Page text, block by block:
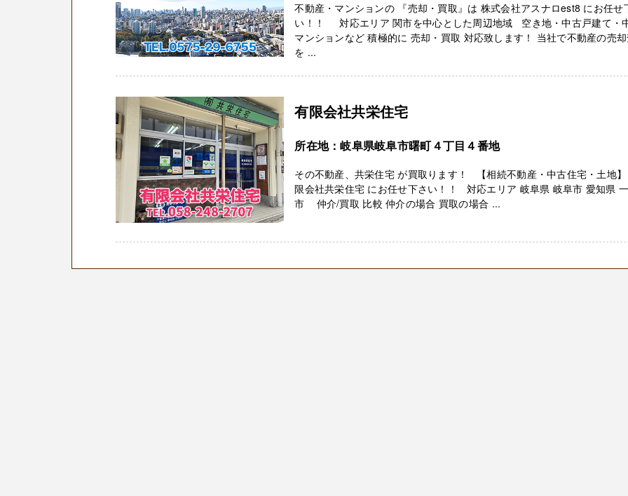
不動産・マンションの 『売却・買取』は 株式会社アスナロest8 にお任せ
い！！ 対応エリア 関市を中心とした周辺地域 空き地・中古戸建て・
マンションなど 積極的に 売却・買取 対応致します！ 当社で不動産の売
を ...
有限会社共栄住宅
所在地：岐阜県岐阜市曙町４丁目４番地
その不動産、共栄住宅 が買取ります！ 【相続不動産・中古住宅・土地
限会社共栄住宅 にお任せ下さい！！ 対応エリア 岐阜県 岐阜市 愛知県
市 仲介/買取 比較 仲介の場合 買取の場合 ...